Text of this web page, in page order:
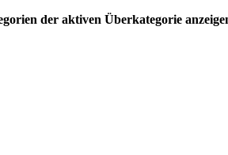
der aktiven Überkategorie